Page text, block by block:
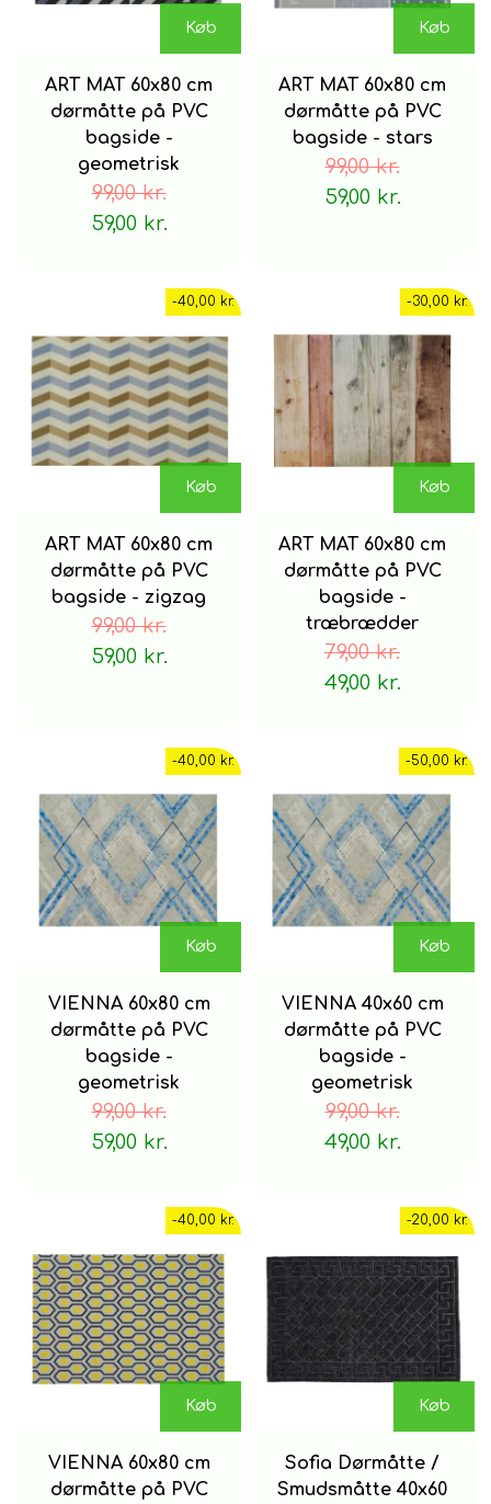
Køb
ART MAT 60x80 cm
dørmåtte på PVC
bagside -
geometrisk
99,00 kr.
59,00 kr.
Køb
ART MAT 60x80 cm
dørmåtte på PVC
bagside - stars
99,00 kr.
59,00 kr.
-40,00 kr.
Køb
ART MAT 60x80 cm
dørmåtte på PVC
bagside - zigzag
99,00 kr.
59,00 kr.
-30,00 kr.
Køb
ART MAT 60x80 cm
dørmåtte på PVC
bagside -
træbrædder
79,00 kr.
49,00 kr.
-40,00 kr.
Køb
VIENNA 60x80 cm
dørmåtte på PVC
bagside -
geometrisk
99,00 kr.
59,00 kr.
-50,00 kr.
Køb
VIENNA 40x60 cm
dørmåtte på PVC
bagside -
geometrisk
99,00 kr.
49,00 kr.
-40,00 kr.
Køb
VIENNA 60x80 cm
dørmåtte på PVC
-20,00 kr.
Køb
Sofia Dørmåtte /
Smudsmåtte 40x60